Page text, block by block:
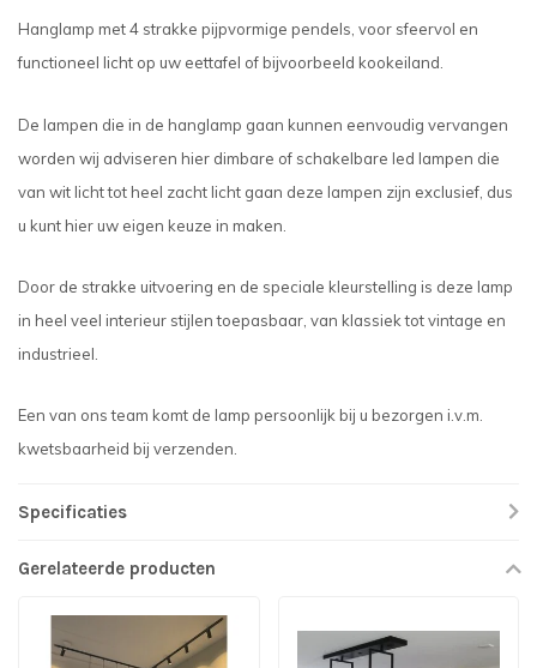
Hanglamp met 4 strakke pijpvormige pendels, voor sfeervol en
functioneel licht op uw eettafel of bijvoorbeeld kookeiland.
De lampen die in de hanglamp gaan kunnen eenvoudig vervangen
worden wij adviseren hier dimbare of schakelbare led lampen die
van wit licht tot heel zacht licht gaan deze lampen zijn exclusief, dus
u kunt hier uw eigen keuze in maken.
Door de strakke uitvoering en de speciale kleurstelling is deze lamp
in heel veel interieur stijlen toepasbaar, van klassiek tot vintage en
industrieel.
Een van ons team komt de lamp persoonlijk bij u bezorgen i.v.m.
kwetsbaarheid bij verzenden.
Specificaties
Gerelateerde producten